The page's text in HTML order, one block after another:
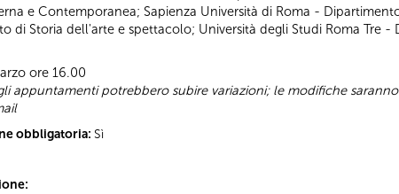
e Contemporanea; Sapienza Università di Roma -
di Storia dell'arte e spettacolo; Università degli Studi Roma Tre
ore 16.00
appuntamenti potrebbero subire variazioni; le modifiche
obbligatoria: Sì